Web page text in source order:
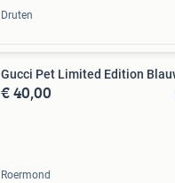
Druten
Gucci Pet Limited Edition
€ 40,00
Roermond